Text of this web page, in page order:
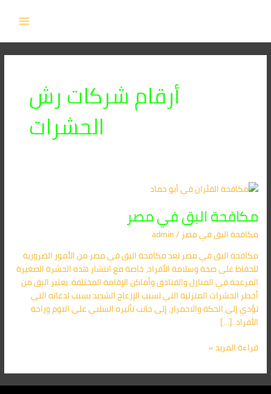
أرقام شركات رش
الحشرات
مكافحة البق في مصر
مكافحة البق​ في مصر/
admin
مكافحة البق في مصر تعد مكافحة البق في مصر من الأمور الضرورية
للحفاظ على صحة وسلامة الأفراد، خاصة مع انتشار هذه الحشرة الصغيرة
المزعجة في المنازل والفنادق وأماكن الإقامة المختلفة. يعتبر البق من
أخطر الحشرات المنزلية التي تسبب الإزعاج الشديد بسبب لدغاته التي
تؤدي إلى الحكة والاحمرار، إلى جانب تأثيره السلبي على النوم وراحة
الأفراد. […]
مكافحة
في
مصر
قراءة المزيد »